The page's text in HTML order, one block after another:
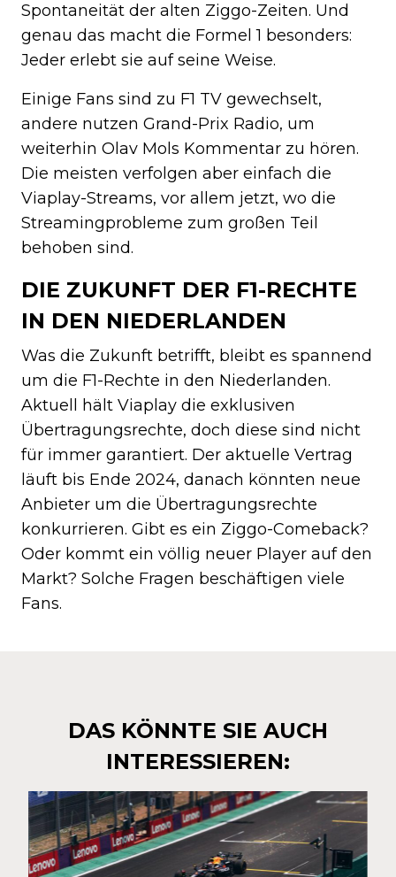
Spontaneität der alten Ziggo-Zeiten. Und
genau das macht die Formel 1 besonders:
Jeder erlebt sie auf seine Weise.
Einige Fans sind zu F1 TV gewechselt,
andere nutzen Grand-Prix Radio, um
weiterhin Olav Mols Kommentar zu hören.
Die meisten verfolgen aber einfach die
Viaplay-Streams, vor allem jetzt, wo die
Streamingprobleme zum großen Teil
behoben sind.
DIE ZUKUNFT DER F1-RECHTE
IN DEN NIEDERLANDEN
Was die Zukunft betrifft, bleibt es spannend
um die F1-Rechte in den Niederlanden.
Aktuell hält Viaplay die exklusiven
Übertragungsrechte, doch diese sind nicht
für immer garantiert. Der aktuelle Vertrag
läuft bis Ende 2024, danach könnten neue
Anbieter um die Übertragungsrechte
konkurrieren. Gibt es ein Ziggo-Comeback?
Oder kommt ein völlig neuer Player auf den
Markt? Solche Fragen beschäftigen viele
Fans.
DAS KÖNNTE SIE AUCH
INTERESSIEREN: